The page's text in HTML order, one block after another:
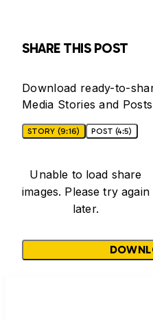
SHARE THIS POST
Download ready-to-
Media Stories and
STORY (9:16) POST (4:5)
Unable to load share
images. Please try again
later.